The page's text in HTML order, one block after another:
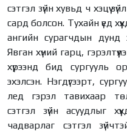
сэтгэл зүйн хувьд ч хэцүү
сард болсон. Тухайн үед
ангийн сурагчдын дунд
Явган хүний гарц,
хүрээнд бид сургууль
эхэлсэн. Нэгдүгээрт,
лед гэрэл тавихаар
сэтгэл зүйн асуудлыг
чадварлаг сэтгэл